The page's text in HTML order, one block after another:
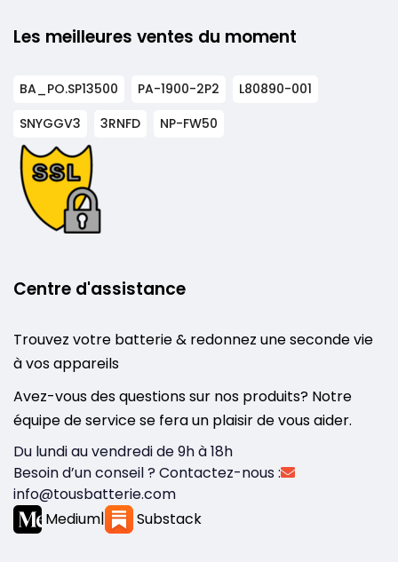
Les meilleures ventes du moment
BA_PO.SP13500 PA-1900-2P2
L80890-001
SNYGGV3
3RNFD NP-FW50
Centre d'assistance
Trouvez votre batterie & redonnez une seconde vie
à vos appareils
Avez-vous des questions sur nos produits? Notre
équipe de service se fera un plaisir de vous aider.
Du lundi au vendredi de 9h à 18h
Besoin d’un conseil ? Contactez-nous :
info@tousbatterie.com
Medium| Substack